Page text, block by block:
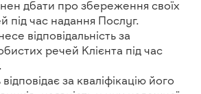
дбати про збереження своїх
під час надання Послуг.
відповідальність за
речей Клієнта під час
за кваліфікацію його